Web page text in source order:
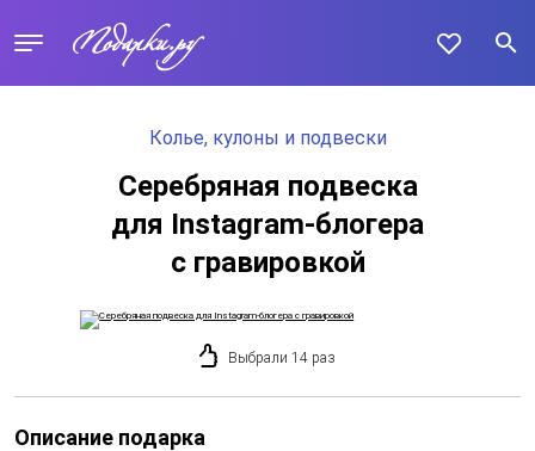
Колье, кулоны и подвески
Серебряная подвеска
для Instagram-блогера
с гравировкой
Выбрали 14 раз
Описание подарка